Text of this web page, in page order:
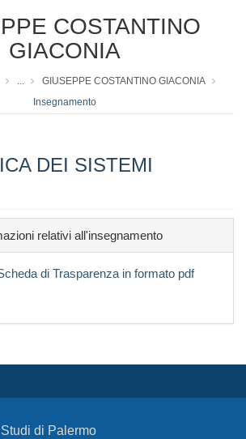
COSTANTINO
GIACONIA
...
GIUSEPPE COSTANTINO GIACONIA
Insegnamento
DEI SISTEMI
relativi all'insegnamento
di Trasparenza in formato pdf
di Palermo